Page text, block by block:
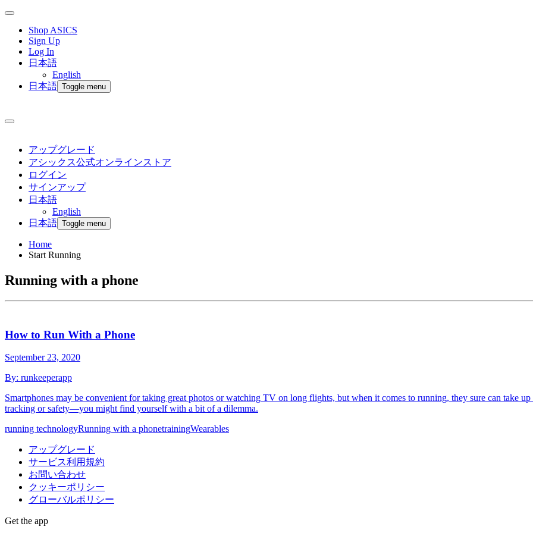
Shop ASICS
Sign Up
Log In
日本語
English
日本語 Toggle menu
アップグレード
アシックス公式オンラインストア
ログイン
サインアップ
日本語
English
日本語 Toggle menu
Home
Start Running
Running with a phone
How to Run With a Phone
September 23, 2020
By: runkeeperapp
Smartphones may be convenient for taking great photos or watching TV on long flights, but when it comes to running, they sure can take
tracking or safety—you might find yourself with a bit of a dilemma.
running technologyRunning with a phonetrainingWearables
アップグレード
サービス利用規約
お問い合わせ
クッキーポリシー
グローバルポリシー
Get the app